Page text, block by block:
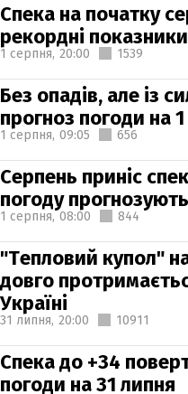
Спека на початку
рекордні
1 серпня, 20:00 1539
Без опадів, але із
прогноз погоди на
1 серпня, 09:05 656
Серпень приніс
погоду прогнозують
1 серпня, 08:00 844
"Тепловий купол"
довго
Україні
31 липня, 20:00 10911
Спека до +34
погоди на 31 липня